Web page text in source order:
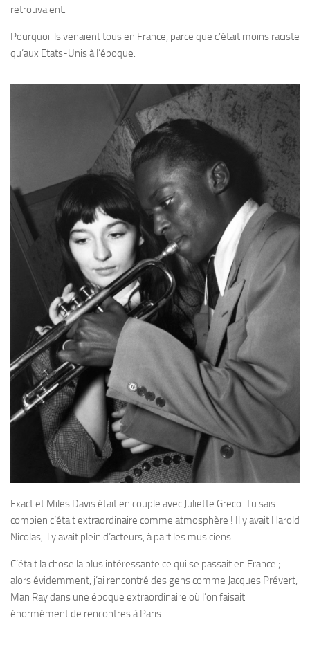
retrouvaient.
Pourquoi ils venaient tous en France, parce que c’était moins raciste
qu’aux Etats-Unis à l’époque.
Exact et Miles Davis était en couple avec Juliette Greco. Tu sais
combien c’était extraordinaire comme atmosphère ! Il y avait Harold
Nicolas, il y avait plein d’acteurs, à part les musiciens.
C’était la chose la plus intéressante ce qui se passait en France ;
alors évidemment, j’ai rencontré des gens comme Jacques Prévert,
Man Ray dans une époque extraordinaire où l’on faisait
énormément de rencontres à Paris.